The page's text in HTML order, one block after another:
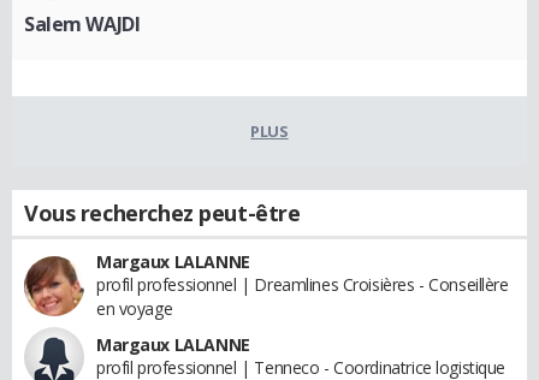
Salem WAJDI
PLUS
Vous recherchez peut-être
Margaux LALANNE
profil professionnel | Dreamlines Croisières - Conseillère
en voyage
Margaux LALANNE
profil professionnel | Tenneco - Coordinatrice logistique